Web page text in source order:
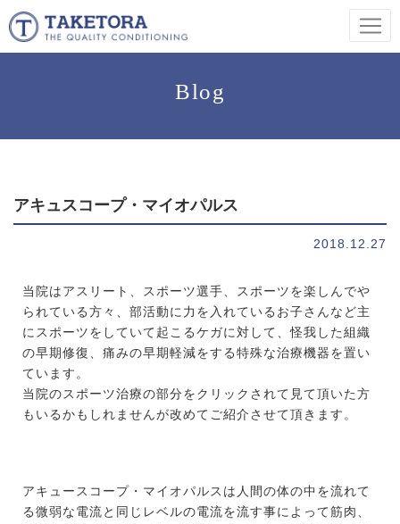
Blog
アキュスコープ・マイオパルス
2018.12.27
当院はアスリート、スポーツ選手、スポーツを楽しんでや
られている方々、部活動に力を入れているお子さんなど主
にスポーツをしていて起こるケガに対して、怪我した組織
の早期修復、痛みの早期軽減をする特殊な治療機器を置い
ています。
当院のスポーツ治療の部分をクリックされて見て頂いた方
もいるかもしれませんが改めてご紹介させて頂きます。
アキュースコープ・マイオパルスは人間の体の中を流れて
る微弱な電流と同じレベルの電流を流す事によって筋肉、